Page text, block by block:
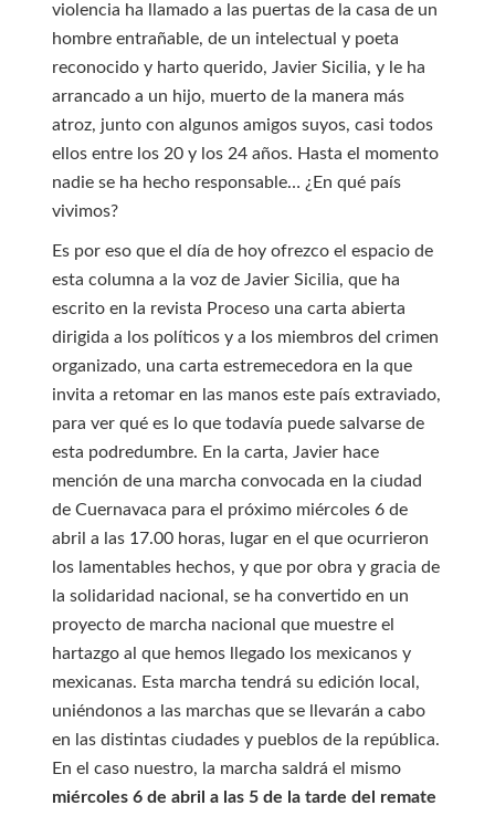
violencia ha llamado a las puertas de la casa de un
hombre entrañable, de un intelectual y poeta
reconocido y harto querido, Javier Sicilia, y le ha
arrancado a un hijo, muerto de la manera más
atroz, junto con algunos amigos suyos, casi todos
ellos entre los 20 y los 24 años. Hasta el momento
nadie se ha hecho responsable… ¿En qué país
vivimos?
Es por eso que el día de hoy ofrezco el espacio de
esta columna a la voz de Javier Sicilia, que ha
escrito en la revista Proceso una carta abierta
dirigida a los políticos y a los miembros del crimen
organizado, una carta estremecedora en la que
invita a retomar en las manos este país extraviado,
para ver qué es lo que todavía puede salvarse de
esta podredumbre. En la carta, Javier hace
mención de una marcha convocada en la ciudad
de Cuernavaca para el próximo miércoles 6 de
abril a las 17.00 horas, lugar en el que ocurrieron
los lamentables hechos, y que por obra y gracia de
la solidaridad nacional, se ha convertido en un
proyecto de marcha nacional que muestre el
hartazgo al que hemos llegado los mexicanos y
mexicanas. Esta marcha tendrá su edición local,
uniéndonos a las marchas que se llevarán a cabo
en las distintas ciudades y pueblos de la república.
En el caso nuestro, la marcha saldrá el mismo
miércoles 6 de abril a las 5 de la tarde del remate